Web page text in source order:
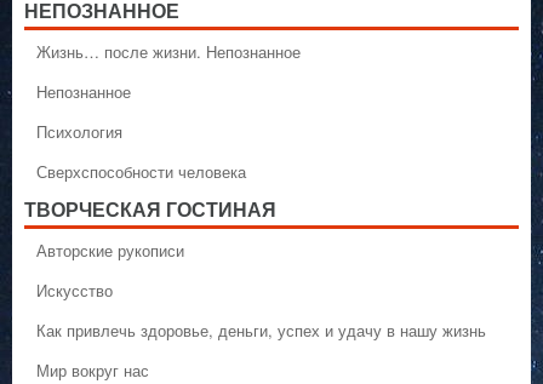
НЕПОЗНАННОЕ
Жизнь… после жизни. Непознанное
Непознанное
Психология
Сверхспособности человека
ТВОРЧЕСКАЯ ГОСТИНАЯ
Авторские рукописи
Искусство
Как привлечь здоровье, деньги, успех и удачу в нашу жизнь
Мир вокруг нас